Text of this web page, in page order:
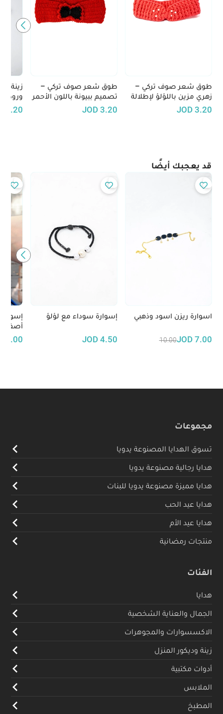
طوق شعر صوف تركي –
زهري مزين باللؤلؤ لإطلالة
أنثوية راقية
3.20
JOD
طوق شعر صوف تركي –
تصميم ببيونة باللون الأحمر
مع لمسات سوداء
3.20
JOD
زينة
ورود
الوبرية
3.20
قد يعجبك أيضًا
اسوارة ريزن اسود وذهبي
7.00
JOD
10.00
إسوارة سوداء مع لؤلؤ
4.50
JOD
أصفر
5.00
مجموعات
تسوق الهدايا المصنوعة يدويا
هدايا رجالية مصنوعة يدويا
هدايا مميزة مصنوعة يدويا للبنات
هدايا عيد الحب
هدايا عيد الأم
منتجات رمضانية
الفئات
هدايا
الجمال والعناية الشخصية
الاكسسوارات والمجوهرات
زينة وديكور المنزل
أدوات مكتبية
الملابس
المطبخ